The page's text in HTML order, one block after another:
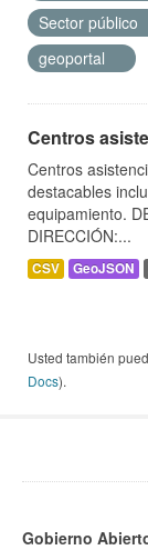
Sector público
geoportal
Centros
Centros
destacables
equipamiento.
DIRECCIÓN:...
CSV GeoJSON
Usted también
Docs).
Gobierno